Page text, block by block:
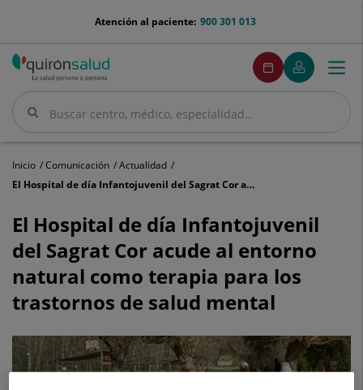
menu-
900 301 013
Atención al paciente:
Buscar
Buscar
menuPedirCita
Pedir
cita
Mi
Quirónsalud
Menú
Inicio Comunicación
Actualidad
El Hospital de día Infantojuvenil del Sagrat Cor acude al entorno natural como terapia para los trastornos de salud mental
Hospital
de
día
Infantojuvenil
del
Sagrat
acude
al
entorno
El Hospital de día Infantojuvenil
del Sagrat Cor acude al entorno
natural como terapia para los
trastornos de salud mental